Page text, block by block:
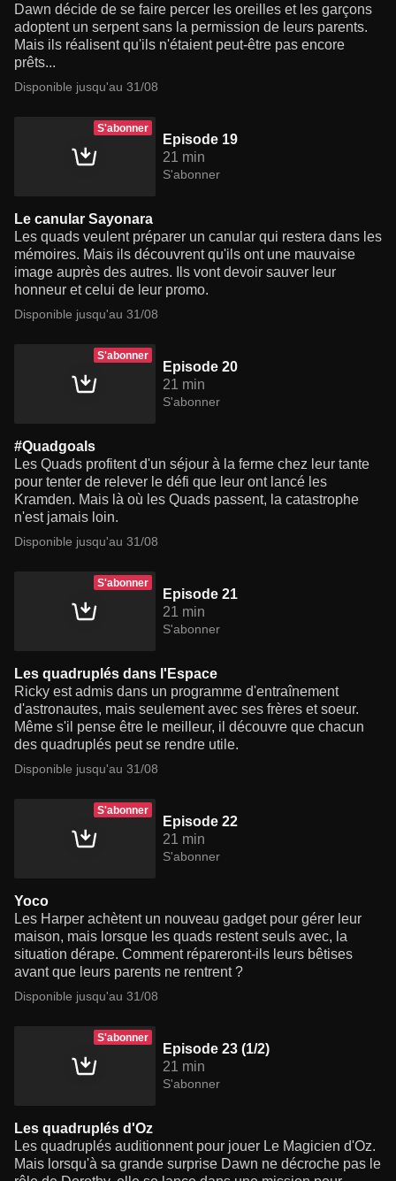
Dawn décide de se faire percer les oreilles et les garçons
adoptent un serpent sans la permission de leurs parents.
Mais ils réalisent qu'ils n'étaient peut-être pas encore
prêts...
Disponible jusqu'au 31/08
S'abonner
Episode 19
21 min
S'abonner
Le canular Sayonara
Les quads veulent préparer un canular qui restera dans les
mémoires. Mais ils découvrent qu'ils ont une mauvaise
image auprès des autres. Ils vont devoir sauver leur
honneur et celui de leur promo.
Disponible jusqu'au 31/08
S'abonner
Episode 20
21 min
S'abonner
#Quadgoals
Les Quads profitent d'un séjour à la ferme chez leur tante
pour tenter de relever le défi que leur ont lancé les
Kramden. Mais là où les Quads passent, la catastrophe
n'est jamais loin.
Disponible jusqu'au 31/08
S'abonner
Episode 21
21 min
S'abonner
Les quadruplés dans l'Espace
Ricky est admis dans un programme d'entraînement
d'astronautes, mais seulement avec ses frères et soeur.
Même s'il pense être le meilleur, il découvre que chacun
des quadruplés peut se rendre utile.
Disponible jusqu'au 31/08
S'abonner
Episode 22
21 min
S'abonner
Yoco
Les Harper achètent un nouveau gadget pour gérer leur
maison, mais lorsque les quads restent seuls avec, la
situation dérape. Comment répareront-ils leurs bêtises
avant que leurs parents ne rentrent ?
Disponible jusqu'au 31/08
S'abonner
Episode 23 (1/2)
21 min
S'abonner
Les quadruplés d'Oz
Les quadruplés auditionnent pour jouer Le Magicien d'Oz.
Mais lorsqu'à sa grande surprise Dawn ne décroche pas le